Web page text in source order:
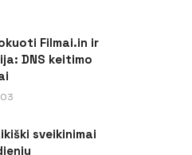
Filmai.in ir
DNS keitimo
sveikinimai